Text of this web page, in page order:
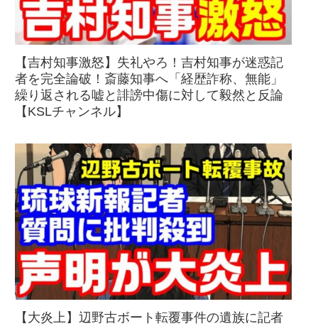
【吉村知事激怒】失礼やろ！吉村知事が迷惑記
者を完全論破！斎藤知事へ「経歴詐称、無能」
繰り返される嘘と誹謗中傷に対して毅然と反論
【KSLチャンネル】
【大炎上】辺野古ボート転覆事件の遺族に記者